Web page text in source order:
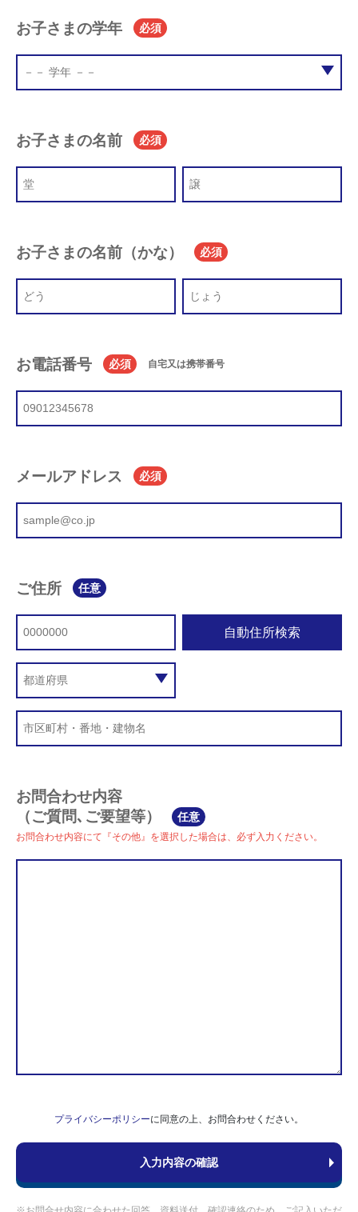
お子さまの学年 必須
お子さまの名前 必須
お子さまの名前（かな） 必須
お電話番号 必須 自宅又は携帯番号
メールアドレス 必須
ご住所 任意
自動住所検索
お問合わせ内容
（ご質問､ご要望等）
任意
お問合わせ内容にて『その他』を選択した場合は、必ず入力ください。
プライバシーポリシーに同意の上、お問合わせください。